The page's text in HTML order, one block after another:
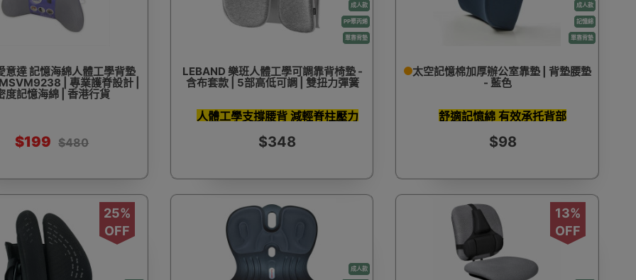
達 記憶海綿人體工學背墊
| 專業護脊設計 |
度記憶海綿 | 香港行貨
$199 $480
成人款
PP聚丙烯
單靠背墊
LEBAND 樂班人體工學可調靠背椅墊 -
含布套款 | 5部高低可調 | 雙扭力彈簧
人體工學支撐腰背 減輕脊柱壓力
$348
成人款
記憶綿
單靠背墊
太空記憶棉加厚辦公室靠墊 | 背墊腰墊
- 藍色
舒適記憶綿 有效承托背部
$98
25%
OFF
成人款
13%
OFF